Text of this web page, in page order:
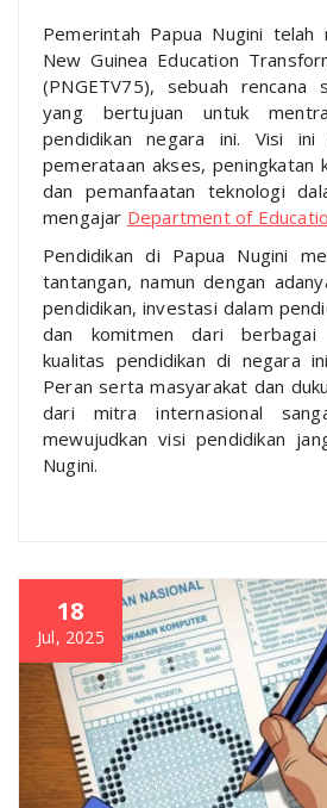
Pemerintah Papua Nugini telah
New Guinea Education
(PNGETV75), sebuah
yang bertujuan untuk
pendidikan negara ini. Visi ini
pemerataan akses, peningkatan
dan pemanfaatan teknologi
mengajar Department of
Pendidikan di Papua Nugini
tantangan, namun dengan
pendidikan, investasi dalam
dan komitmen dari berbagai
kualitas pendidikan di negara
Peran serta masyarakat dan
dari mitra internasional
mewujudkan visi pendidikan
Nugini.
18
Jul, 2025